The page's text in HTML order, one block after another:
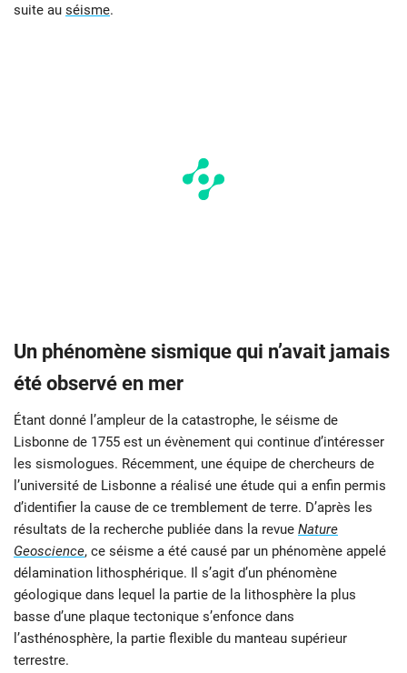
suite au séisme.
Un phénomène sismique qui n’avait jamais
été observé en mer
Étant donné l’ampleur de la catastrophe, le séisme de
Lisbonne de 1755 est un évènement qui continue d’intéresser
les sismologues. Récemment, une équipe de chercheurs de
l’université de Lisbonne a réalisé une étude qui a enfin permis
d’identifier la cause de ce tremblement de terre. D’après les
résultats de la recherche publiée dans la revue Nature
Geoscience, ce séisme a été causé par un phénomène appelé
délamination lithosphérique. Il s’agit d’un phénomène
géologique dans lequel la partie de la lithosphère la plus
basse d’une plaque tectonique s’enfonce dans
l’asthénosphère, la partie flexible du manteau supérieur
terrestre.